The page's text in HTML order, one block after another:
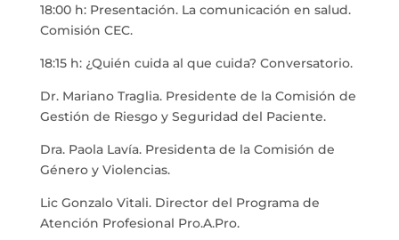
18:00 h: Presentación. La comunicación en salud.
Comisión CEC.
18:15 h: ¿Quién cuida al que cuida? Conversatorio.
Dr. Mariano Traglia. Presidente de la Comisión de
Gestión de Riesgo y Seguridad del Paciente.
Dra. Paola Lavía. Presidenta de la Comisión de
Género y Violencias.
Lic Gonzalo Vitali. Director del Programa de
Atención Profesional Pro.A.Pro.